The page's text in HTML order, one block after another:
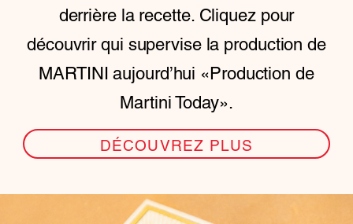
derrière la recette. Cliquez pour
découvrir qui supervise la production de
MARTINI aujourd’hui «Production de
Martini Today».
DÉCOUVREZ PLUS